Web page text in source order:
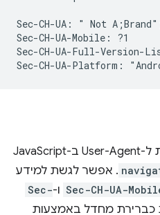
Sec-CH-UA: " Not
Sec-CH-UA-Mobile: ?1
Sec-CH-UA-Full-Version-
בנוסף לכותרות, אפשר לגשת ל-User-Agent ב-JavaScript
. אפשר לגשת למידע
Sec-CH-UA- ו-Sec-
כברירת מחדל באמצעות